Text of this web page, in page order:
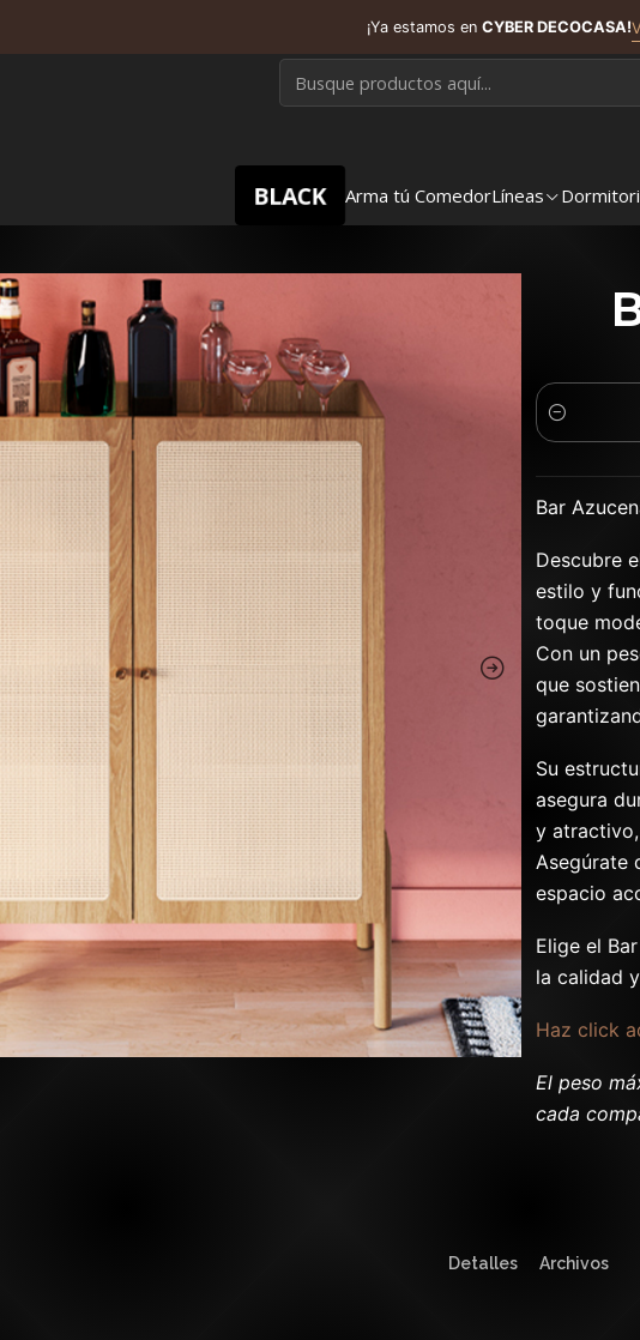
BLACK Arma tú ComedorLíneas
¡Ya estamos en CYBER DECOCASA!
Cantidad
Bar
Descubre
estilo y
toque
Con un
que
Su
asegura
y
Asegúrate
espacio
Elige el
la calidad
Haz click
El peso
cada
Detalles Archivos